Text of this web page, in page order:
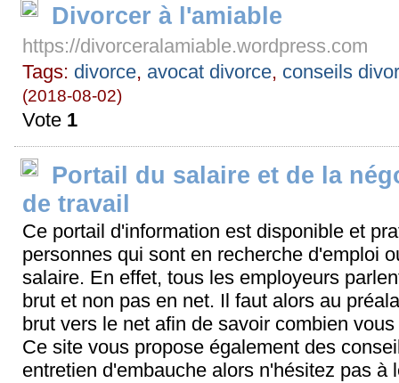
Divorcer à l'amiable
https://divorceralamiable.wordpress.com
Tags: divorce, avocat divorce, conseils
(2018-08-02)
Vote 1
Portail du salaire et de la
de travail
Ce portail d'information est disponible et
personnes qui sont en recherche d'emploi
salaire. En effet, tous les employeurs
brut et non pas en net. Il faut alors au
brut vers le net afin de savoir combien
Ce site vous propose également des
entretien d'embauche alors n'hésitez pas à